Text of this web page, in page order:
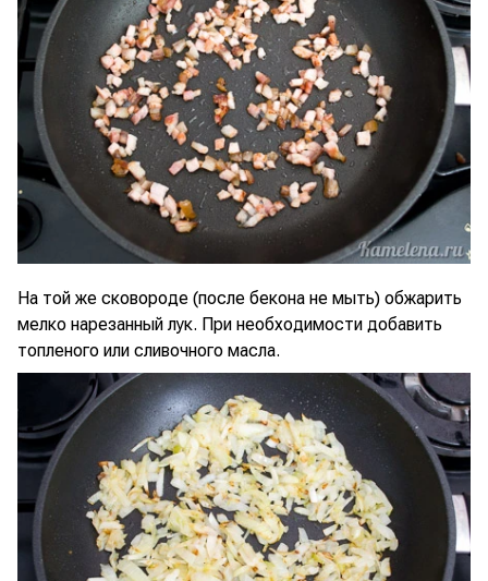
На той же сковороде (после бекона не мыть) обжарить
мелко нарезанный лук. При необходимости добавить
топленого или сливочного масла.